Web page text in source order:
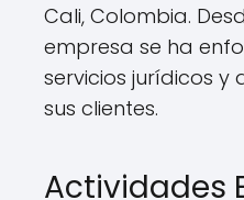
Cali, Colombia.
empresa se ha
servicios jurídicos
sus clientes.
Actividades